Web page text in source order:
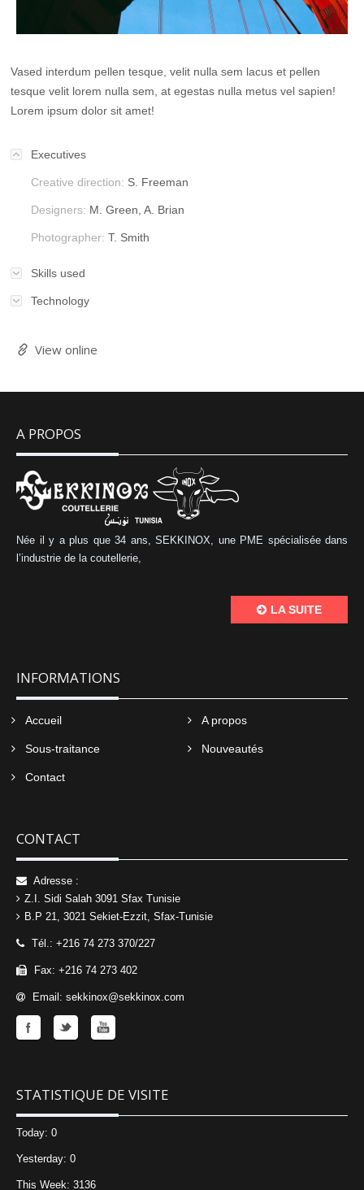
Vased interdum pellen tesque, velit nulla sem lacus et pellen
tesque velit lorem nulla sem, at egestas nulla metus vel sapien!
Lorem ipsum dolor sit amet!
Executives
Creative direction: S. Freeman
Designers: M. Green, A. Brian
Photographer: T. Smith
Skills used
Technology
View online
A PROPOS
Née il y a plus que 34 ans, SEKKINOX, une PME spécialisée dans
l’industrie de la coutellerie,
LA SUITE
INFORMATIONS
Accueil A propos
Sous-traitance Nouveautés
Contact
CONTACT
Adresse :
Z.I. Sidi Salah 3091 Sfax Tunisie
B.P 21, 3021 Sekiet-Ezzit, Sfax-Tunisie
Tél.: +216 74 273 370/227
Fax: +216 74 273 402
Email: sekkinox@sekkinox.com
STATISTIQUE DE VISITE
Today: 0
Yesterday: 0
This Week: 3136